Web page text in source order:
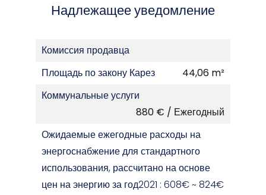
Надлежащее уведомление
Комиссия продавца
Площадь по закону Карез
44,06 m²
Коммунальные услуги
880 € / Ежегодный
Ожидаемые ежегодные расходы на
энергоснабжение для стандартного
использования, рассчитано на основе
цен на энергию за год2021 : 608€ ~ 824€